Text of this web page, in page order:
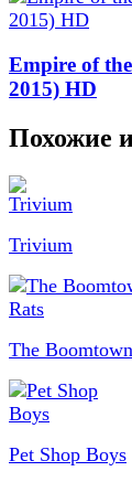
Empire of
2015) HD
Похожие
Trivium
The
Pet Shop Boys